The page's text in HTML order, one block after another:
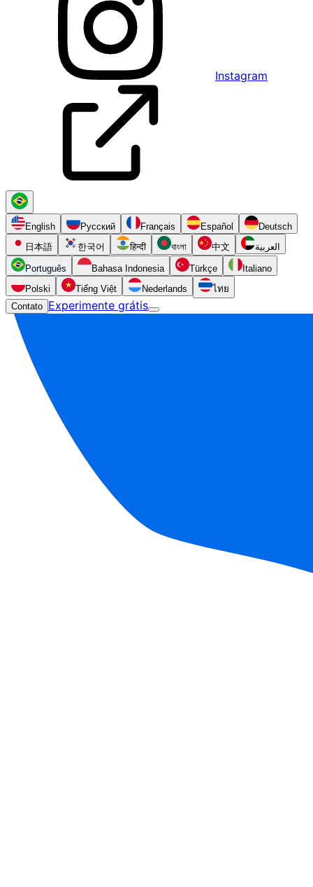
Instagram
English Русский Français Español
Deutsch
日本語
한국어 हिन्दी বাংলা 中文 العربية
Português Bahasa Indonesia Türkçe
Italiano
Polski
Tiếng Việt Nederlands
ไทย
Contato Experimente grátis